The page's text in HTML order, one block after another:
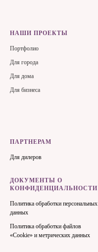
НАШИ ПРОЕКТЫ
Портфолио
Для города
Для дома
Для бизнеса
ПАРТНЕРАМ
Для дилеров
ДОКУМЕНТЫ О
КОНФИДЕНЦИАЛЬНОСТИ
Политика обработки персональных
данных
Политика обработки файлов
«Cookie» и метрических данных